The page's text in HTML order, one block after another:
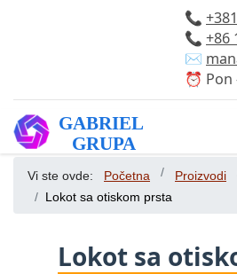
📞
📞 +86
✉️
⏰ Pon
Vi ste ovde: Početna Proizvodi
Lokot sa otiskom prsta
Lokot sa